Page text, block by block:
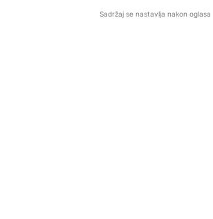
Sadržaj se nastavlja nakon oglasa